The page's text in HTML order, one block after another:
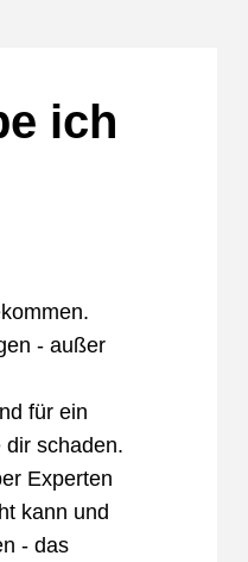
ich
- außer
für ein
schaden.
Experten
kann und
- das